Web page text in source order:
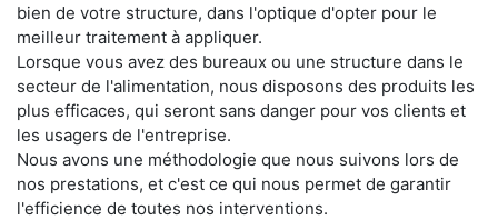
bien de votre structure, dans l'optique d'opter pour le
meilleur traitement à appliquer.
Lorsque vous avez des bureaux ou une structure dans le
secteur de l'alimentation, nous disposons des produits les
plus efficaces, qui seront sans danger pour vos clients et
les usagers de l'entreprise.
Nous avons une méthodologie que nous suivons lors de
nos prestations, et c'est ce qui nous permet de garantir
l'efficience de toutes nos interventions.